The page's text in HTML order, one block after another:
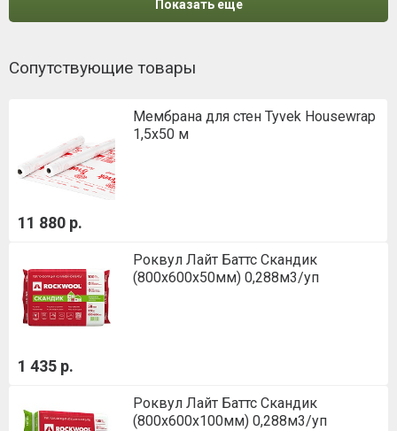
Показать еще
Сопутствующие товары
Мембрана для стен Tyvek Housewrap
1,5х50 м
11 880 р.
Роквул Лайт Баттс Скандик
(800х600х50мм) 0,288м3/уп
1 435 р.
Роквул Лайт Баттс Скандик
(800х600х100мм) 0,288м3/уп